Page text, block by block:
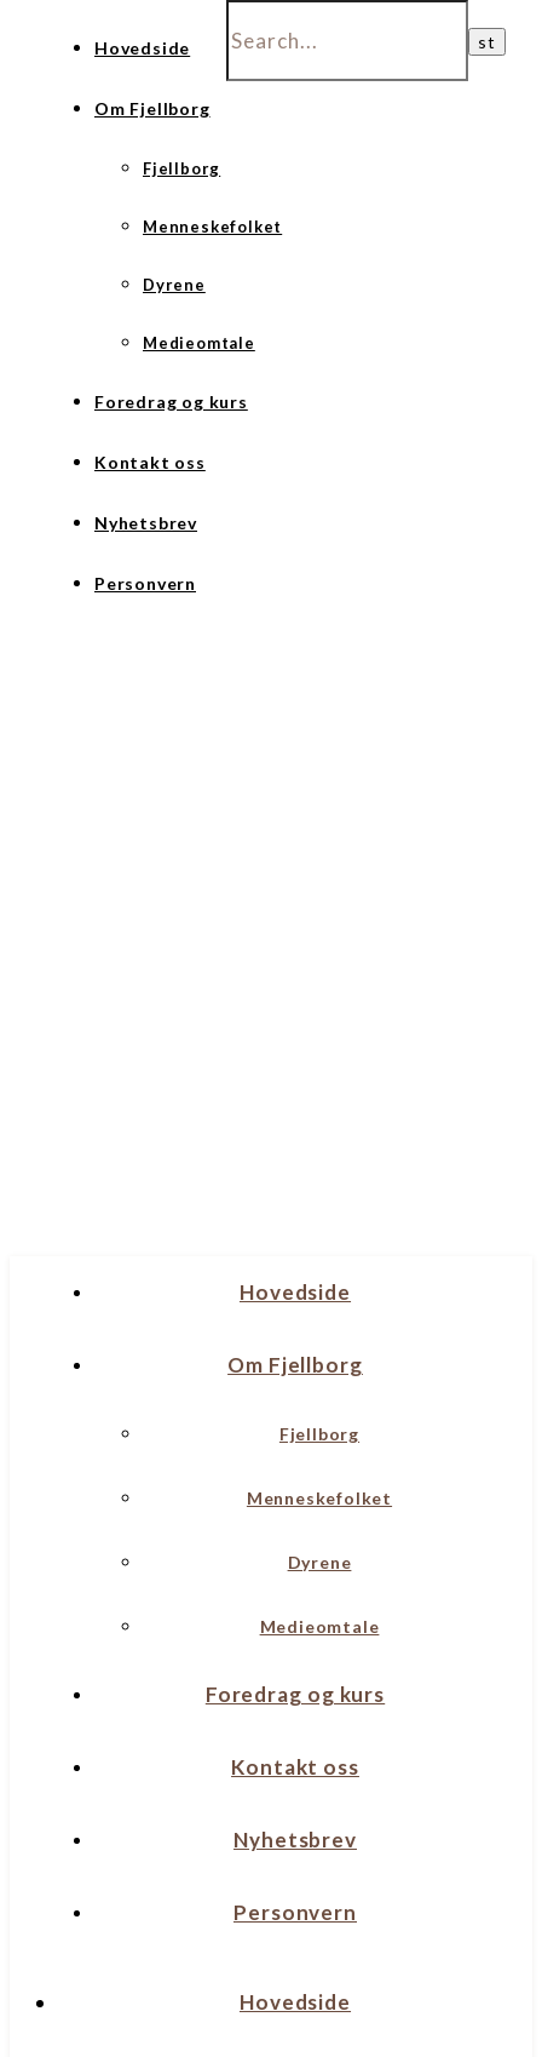
Hovedside
Om Fjellborg
Fjellborg
Menneskefolket
Dyrene
Medieomtale
Foredrag og kurs
Kontakt oss
Nyhetsbrev
Personvern
Hovedside
Om Fjellborg
Fjellborg
Menneskefolket
Dyrene
Medieomtale
Foredrag og kurs
Kontakt oss
Nyhetsbrev
Personvern
Hovedside